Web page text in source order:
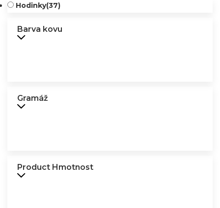
Hodinky(37)
Barva kovu
Gramáž
Product Hmotnost